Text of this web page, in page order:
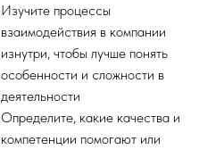
Изучите процессы
взаимодействия в компании
изнутри, чтобы лучше понять
особенности и сложности в
деятельности
Определите, какие качества и
компетенции помогают или